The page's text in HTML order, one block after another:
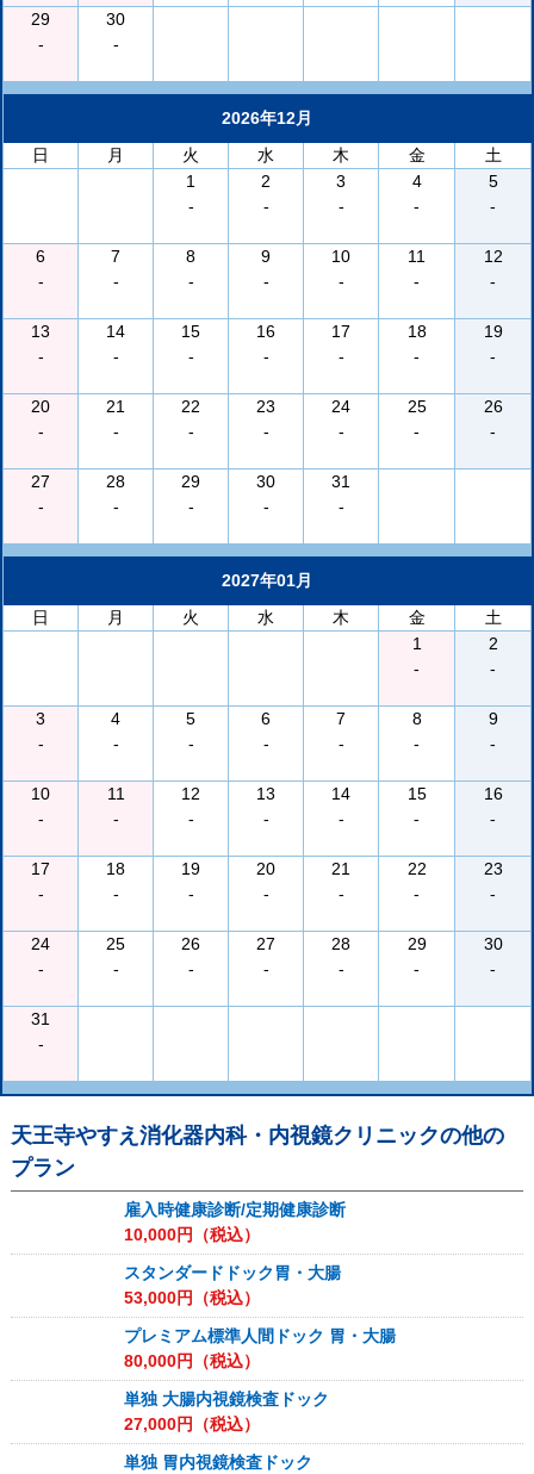
29
-
30
-
2026年12月
日
月 火 水 木 金
土
1
-
2
-
3
-
4
-
5
-
6
-
7
-
8
-
9
-
10
-
11
-
12
-
13
-
14
-
15
-
16
-
17
-
18
-
19
-
20
-
21
-
22
-
23
-
24
-
25
-
26
-
27
-
28
-
29
-
30
-
31
-
2027年01月
日
月 火 水 木 金
土
1
-
2
-
3
-
4
-
5
-
6
-
7
-
8
-
9
-
10
-
11
-
12
-
13
-
14
-
15
-
16
-
17
-
18
-
19
-
20
-
21
-
22
-
23
-
24
-
25
-
26
-
27
-
28
-
29
-
30
-
31
-
天王寺やすえ消化器内科・内視鏡クリニックの他の
プラン
雇入時健康診断/定期健康診断
10,000円（税込）
スタンダードドック胃・大腸
53,000円（税込）
プレミアム標準人間ドック 胃・大腸
80,000円（税込）
単独 大腸内視鏡検査ドック
27,000円（税込）
単独 胃内視鏡検査ドック